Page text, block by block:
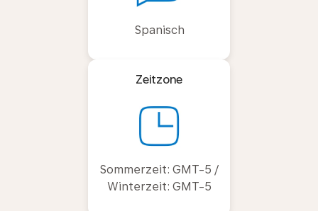
Spanisch
Zeitzone
Sommerzeit: GMT-5 /
Winterzeit: GMT-5